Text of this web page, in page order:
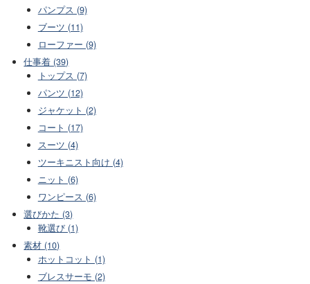
パンプス (9)
ブーツ (11)
ローファー (9)
仕事着 (39)
トップス (7)
パンツ (12)
ジャケット (2)
コート (17)
スーツ (4)
ツーキニスト向け (4)
ニット (6)
ワンピース (6)
選びかた (3)
靴選び (1)
素材 (10)
ホットコット (1)
ブレスサーモ (2)